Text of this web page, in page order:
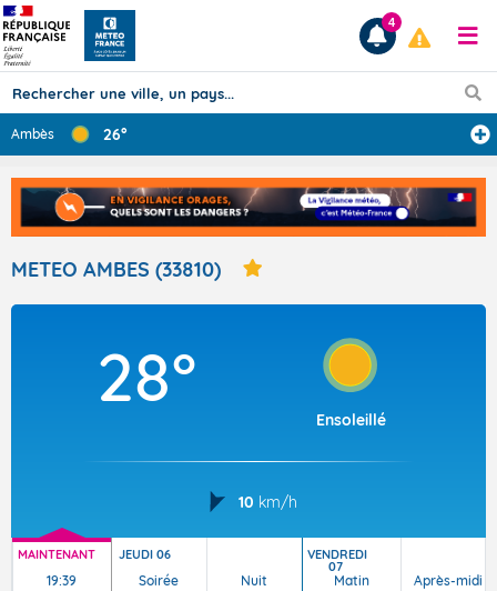
Prévisions
TOUS LES RÉSULTATS
Articles
4
Ambès 26°
METEO AMBES (33810)
28°
Ensoleillé
10 km/h
MAINTENANT
19:39
JEUDI 06
Soirée Nuit
VENDREDI
07
Matin Après-midi